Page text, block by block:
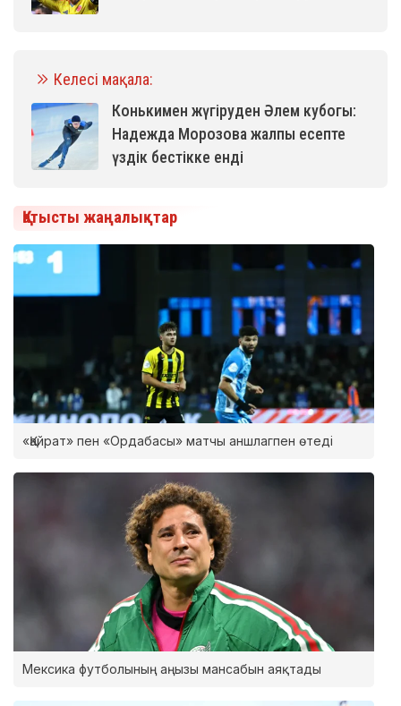
Келесі мақала:
Конькимен жүгіруден Әлем кубогы:
Надежда Морозова жалпы есепте
үздік бестікке енді
Қатысты жаңалықтар
«Қайрат» пен «Ордабасы» матчы аншлагпен өтеді
Мексика футболының аңызы мансабын аяқтады